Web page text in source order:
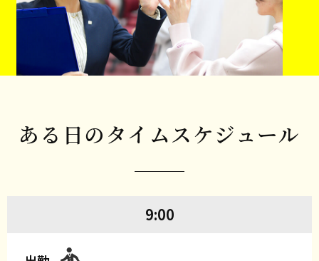
ある日のタイムスケジュール
9:00